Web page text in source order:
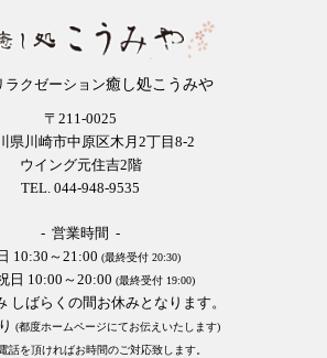
ラクゼーション癒し処こうみや
〒211-0025
県川崎市中原区木月2丁目8-2
ウイング元住吉2階
TEL. 044-948-9535
- 営業時間 -
10:30～21:00 (最終受付 20:30)
日 10:00～20:00 (最終受付 19:00)
しばらくの間お休みとなります。
(都度ホームページにてお伝えいたします)
話を頂ければお時間のご対応致します。